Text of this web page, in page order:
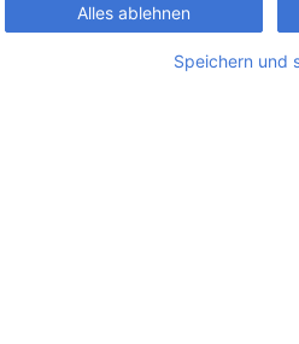
Alles ablehnen
Speichern und